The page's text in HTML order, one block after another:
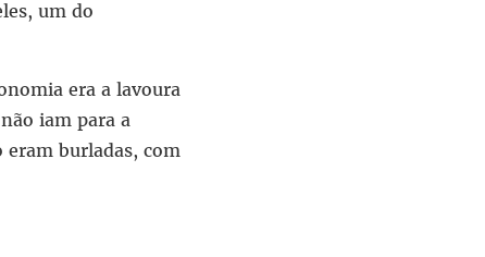
um do
era a lavoura
iam para a
burladas, com